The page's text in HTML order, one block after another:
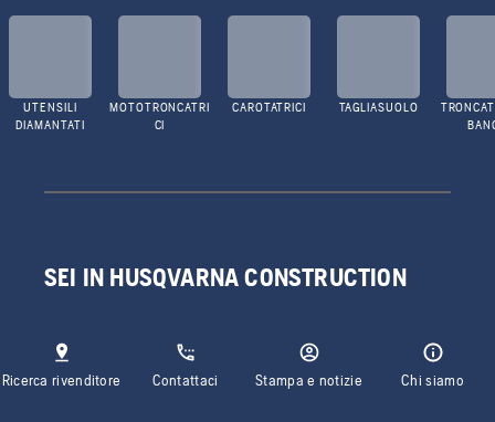
UTENSILI
DIAMANTATI
MOTOTRONCATRI
CI
CAROTATRICI TAGLIASUOLO
SEI IN HUSQVARNA CONSTRUCTION
Ricerca rivenditore Contattaci Stampa e notizie Chi siamo